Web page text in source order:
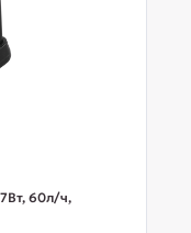
60л/ч,